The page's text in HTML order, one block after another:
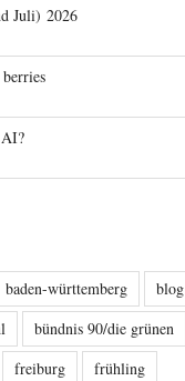
Juli) 2026
baden-württemberg
blog
bündnis 90/die grünen
freiburg
frühling